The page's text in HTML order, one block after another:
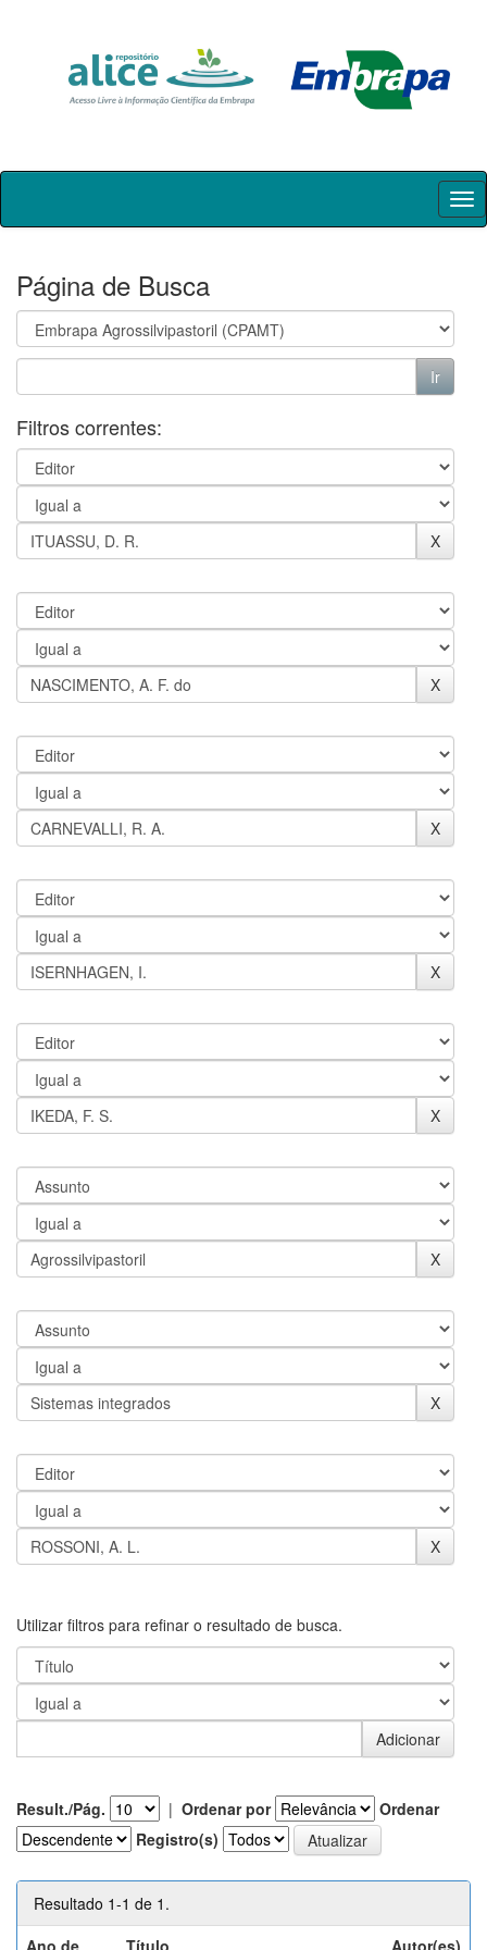
Skip
Página de Busca
Filtros correntes:
Utilizar filtros para refinar o resultado de busca.
Result./Pág. | Ordenar por
Ordenar
Registro(s)
Resultado 1-1 de 1.
Ano de
Título Autor(es)